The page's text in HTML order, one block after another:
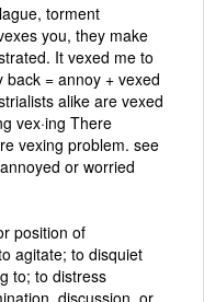
torment
you, they make
It vexed me to
= annoy + vexed
alike are vexed
vex·ing There
vexing problem. see
or worried
position of
agitate; to disquiet
to; to distress
discussion, or